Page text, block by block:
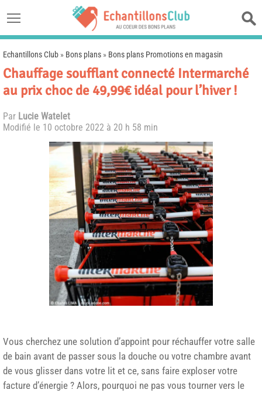
Echantillons Club » Bons plans » Bons plans Promotions en magasin
Chauffage soufflant connecté Intermarché
au prix choc de 49,99€ idéal pour l’hiver !
Par Lucie Watelet
Modifié le 10 octobre 2022 à 20 h 58 min
Vous cherchez une solution d’appoint pour réchauffer votre salle
de bain avant de passer sous la douche ou votre chambre avant
de vous glisser dans votre lit et ce, sans faire exploser votre
facture d’énergie ? Alors, pourquoi ne pas vous tourner vers le